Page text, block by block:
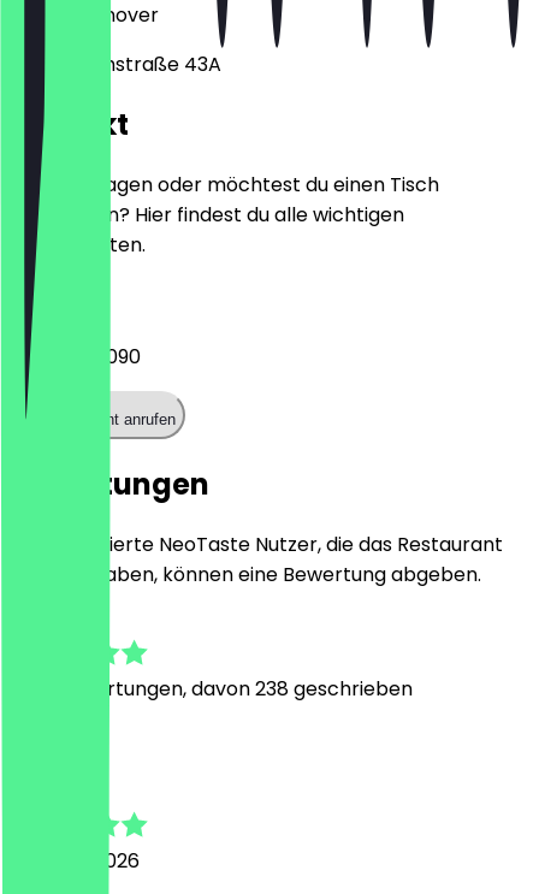
Hannover
Karmarschstraße 43A
Kontakt
Hast du Fragen oder möchtest du einen Tisch
reservieren? Hier findest du alle wichtigen
Kontaktdaten.
Telefon
051164726090
Restaurant anrufen
Bewertungen
Nur registrierte NeoTaste Nutzer, die das Restaurant
besucht haben, können eine Bewertung abgeben.
Bewertungen, davon 238 geschrieben
1. August 2026